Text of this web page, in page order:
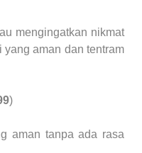
mengingatkan nikmat
aman dan tentram
)
aman tanpa ada rasa